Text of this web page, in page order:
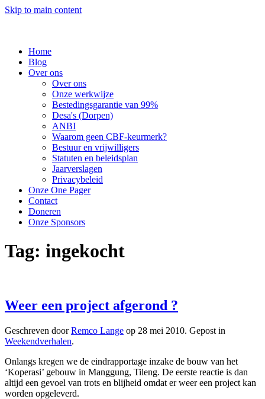
Skip to main content
Home
Blog
Over ons
Over ons
Onze werkwijze
Bestedingsgarantie van 99%
Desa's (Dorpen)
ANBI
Waarom geen CBF-keurmerk?
Bestuur en vrijwilligers
Statuten en beleidsplan
Jaarverslagen
Privacybeleid
Onze One Pager
Contact
Doneren
Onze Sponsors
Tag: ingekocht
Weer een project afgerond ?
Geschreven doorRemco Lange op 28 mei 2010. Gepost in
Weekendverhalen.
Onlangs kregen we de eindrapportage inzake de bouw van het
‘Koperasi’ gebouw in Manggung, Tileng. De eerste reactie is dan
altijd een gevoel van trots en blijheid omdat er weer een project kan
worden opgeleverd.